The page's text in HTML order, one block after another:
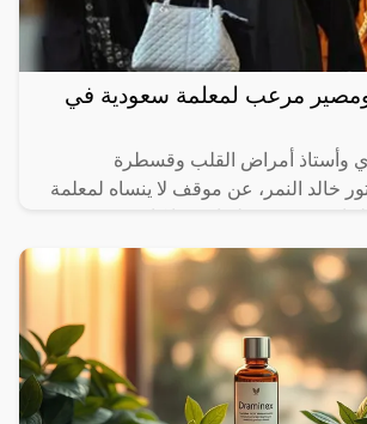
ومصير مرعب لمعلمة سعودية في
أمراض القلب وقسطرة
خالد النمر، عن موقف لا ينساه لمعلمة